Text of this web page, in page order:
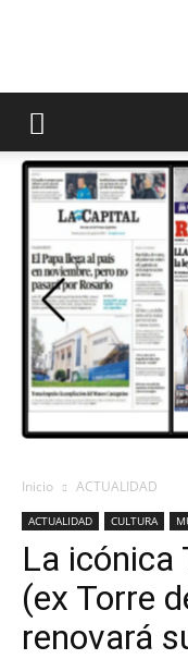
Inicio ACTUALIDAD
ACTUALIDAD CULTURA
La icónica
(ex Torre
renovará